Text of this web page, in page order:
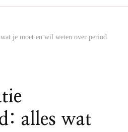
je moet en wil weten over period
alles wat